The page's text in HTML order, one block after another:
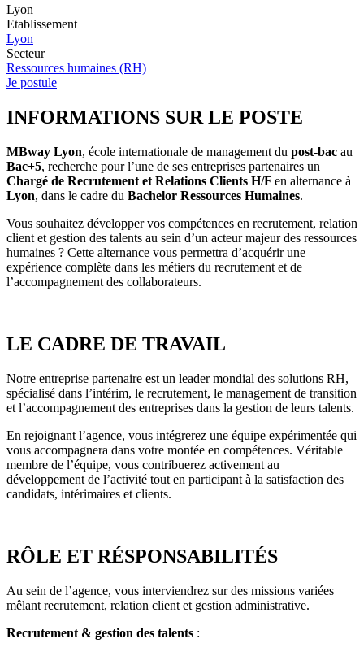
Lyon
Etablissement
Lyon
Secteur
Ressources humaines (RH)
Je postule
INFORMATIONS SUR LE POSTE
MBway Lyon, école internationale de management du post-bac au
Bac+5, recherche pour l’une de ses entreprises partenaires un
Chargé de Recrutement et Relations Clients H/F en alternance à
Lyon, dans le cadre du Bachelor Ressources Humaines.
Vous souhaitez développer vos compétences en recrutement, relation
client et gestion des talents au sein d’un acteur majeur des ressources
humaines ? Cette alternance vous permettra d’acquérir une
expérience complète dans les métiers du recrutement et de
l’accompagnement des collaborateurs.
LE CADRE DE TRAVAIL
Notre entreprise partenaire est un leader mondial des solutions RH,
spécialisé dans l’intérim, le recrutement, le management de transition
et l’accompagnement des entreprises dans la gestion de leurs talents.
En rejoignant l’agence, vous intégrerez une équipe expérimentée qui
vous accompagnera dans votre montée en compétences. Véritable
membre de l’équipe, vous contribuerez activement au
développement de l’activité tout en participant à la satisfaction des
candidats, intérimaires et clients.
RÔLE ET RÉSPONSABILITÉS
Au sein de l’agence, vous interviendrez sur des missions variées
mêlant recrutement, relation client et gestion administrative.
Recrutement & gestion des talents :